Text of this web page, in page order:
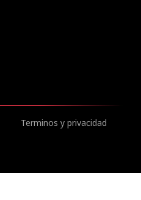
Terminos y privacidad